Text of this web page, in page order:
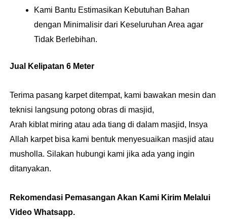
Kami Bantu Estimasikan Kebutuhan Bahan
dengan Minimalisir dari Keseluruhan Area agar
Tidak Berlebihan.
Jual Kelipatan 6 Meter
Terima pasang karpet ditempat, kami bawakan mesin dan
teknisi langsung potong obras di masjid,
Arah kiblat miring atau ada tiang di dalam masjid, Insya
Allah karpet bisa kami bentuk menyesuaikan masjid atau
musholla. Silakan hubungi kami jika ada yang ingin
ditanyakan.
Rekomendasi Pemasangan Akan Kami Kirim Melalui
Video Whatsapp.